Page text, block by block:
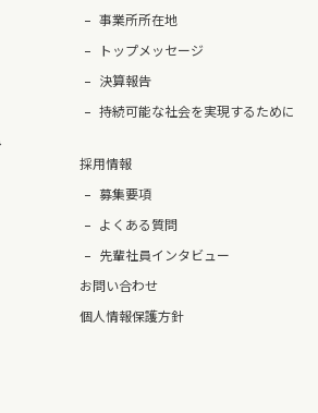
事業所所在地
トップメッセージ
決算報告
持続可能な社会を実現するために
採用情報
募集要項
よくある質問
先輩社員インタビュー
お問い合わせ
個人情報保護方針